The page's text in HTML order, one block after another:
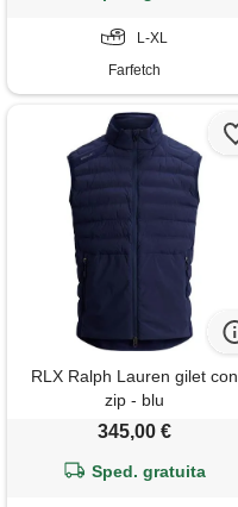
L-XL
Farfetch
RLX Ralph Lauren gilet con
zip - blu
345,00 €
Sped. gratuita